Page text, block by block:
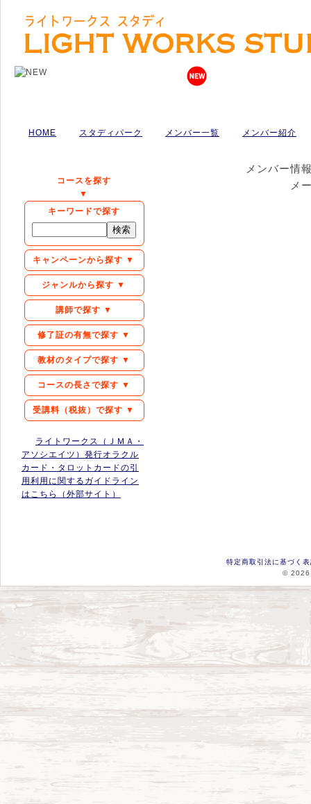
HOME スタディパーク メンバー一覧 メンバー紹介
コースを探す
▼
キーワードで探す
キャンペーンから探す ▼
ジャンルから探す ▼
講師で探す ▼
修了証の有無で探す ▼
教材のタイプで探す ▼
コースの長さで探す ▼
受講料（税抜）で探す ▼
ライトワークス（ＪＭＡ・
アソシエイツ）発行オラクル
カード・タロットカードの引
用利用に関するガイドライン
はこちら（外部サイト）
メンバー情
メ
特定商取引法に基づく
© 2026